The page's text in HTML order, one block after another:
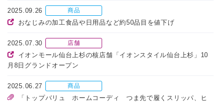
2025.09.26 商品
おなじみの加工食品や日用品など約50品目を値下げ
2025.07.30 店舗
イオンモール仙台上杉の核店舗「イオンスタイル仙台上杉」10
月8日グランドオープン
2025.06.27 商品
「トップバリュ ホームコーディ つま先で履くスリッパ、ヒ